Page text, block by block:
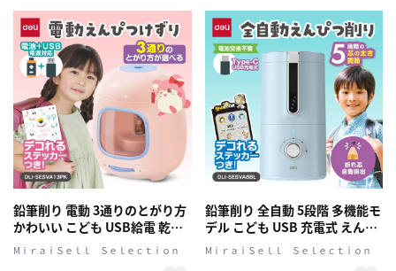
鉛筆削り 電動 3通りのとがり方
かわいい こども USB給電 乾電
池式 両対応 えんぴつ削り けず
MⅰｒａｉＳｅｌｌ Ｓｅｌｅｃｔｉｏｎ
鉛筆削り 全自動 5段階 多機能モ
デル こども USB 充電式 えんぴ
つ削り 折れ芯自動排出 加熱時
MⅰｒａｉＳｅｌｌ Ｓｅｌｅｃｔｉｏｎ